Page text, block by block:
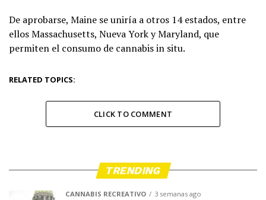
De aprobarse, Maine se uniría a otros 14 estados, entre
ellos Massachusetts, Nueva York y Maryland, que
permiten el consumo de cannabis in situ.
RELATED TOPICS:
CLICK TO COMMENT
TRENDING
CANNABIS RECREATIVO 3 semanas ago